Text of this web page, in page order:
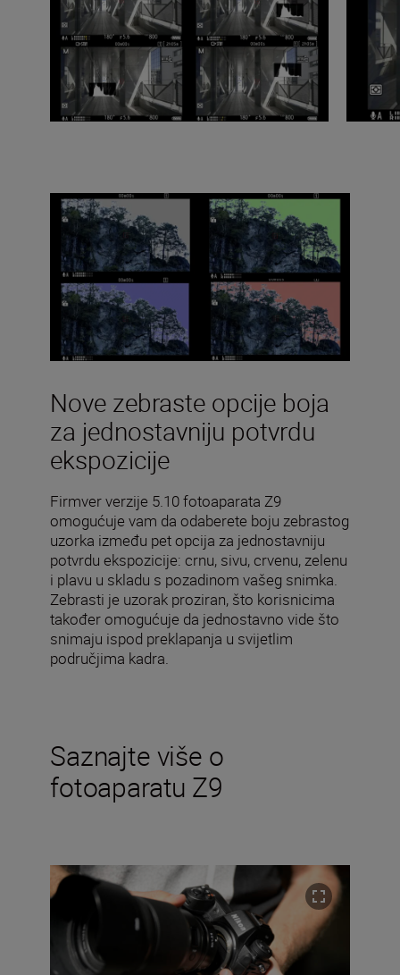
Nove zebraste opcije boja
za jednostavniju potvrdu
ekspozicije
Firmver verzije 5.10 fotoaparata Z9
omogućuje vam da odaberete boju zebrastog
uzorka između pet opcija za jednostavniju
potvrdu ekspozicije: crnu, sivu, crvenu, zelenu
i plavu u skladu s pozadinom vašeg snimka.
Zebrasti je uzorak proziran, što korisnicima
također omogućuje da jednostavno vide što
snimaju ispod preklapanja u svijetlim
područjima kadra.
Saznajte više o
fotoaparatu Z9